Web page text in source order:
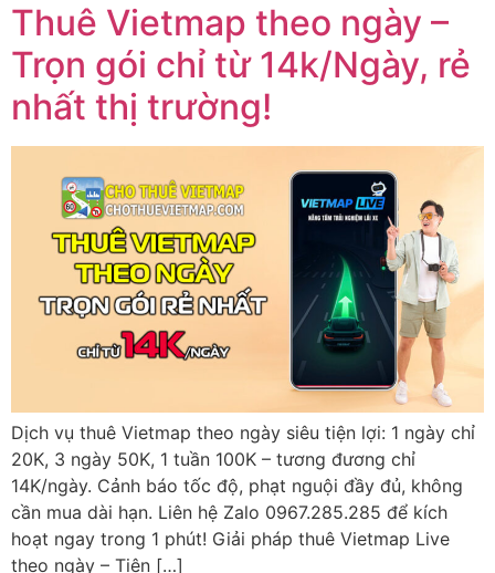
Thuê Vietmap theo ngày –
Trọn gói chỉ từ 14k/Ngày, rẻ
nhất thị trường!
Dịch vụ thuê Vietmap theo ngày siêu tiện lợi: 1 ngày chỉ
20K, 3 ngày 50K, 1 tuần 100K – tương đương chỉ
14K/ngày. Cảnh báo tốc độ, phạt nguội đầy đủ, không
cần mua dài hạn. Liên hệ Zalo 0967.285.285 để kích
hoạt ngay trong 1 phút! Giải pháp thuê Vietmap Live
theo ngày – Tiện […]